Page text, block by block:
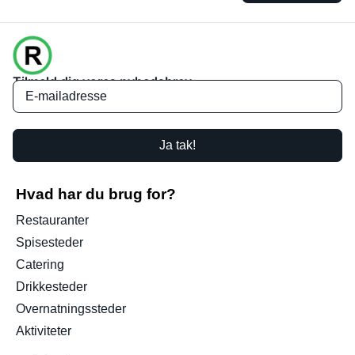
Tilmeld dig vores nyhedsbrev
Ja tak!
Hvad har du brug for?
Restauranter
Spisesteder
Catering
Drikkesteder
Overnatningssteder
Aktiviteter